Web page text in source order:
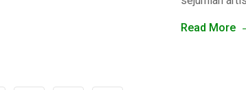
Read More